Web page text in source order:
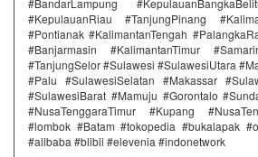
#BandarLampung
#KepulauanRiau #TanjungPinang
#Pontianak #KalimantanTengah
#Banjarmasin #KalimantanTimur
#TanjungSelor #Sulawesi #SulawesiUtara
#Palu #SulawesiSelatan #Makassar
#SulawesiBarat #Mamuju #Gorontalo
#NusaTenggaraTimur #Kupang
#lombok #Batam #tokopedia #bukalapak
#alibaba #blibli #elevenia #indonetwork